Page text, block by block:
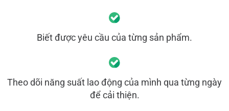
Biết được yêu cầu của từng sản phẩm.
Theo dõi năng suất lao động của mình qua từng ngày
để cải thiện.